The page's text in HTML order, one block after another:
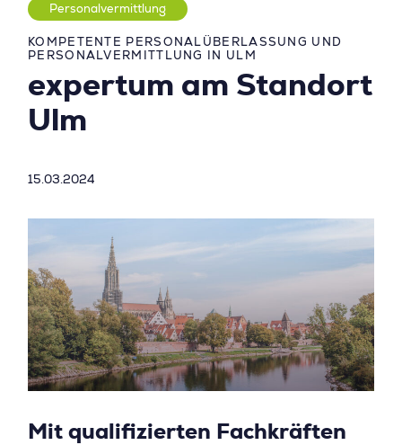
Personalvermittlung
KOMPETENTE PERSONALÜBERLASSUNG UND
PERSONALVERMITTLUNG IN ULM
expertum am Standort
Ulm
15.03.2024
Mit qualifizierten Fachkräften